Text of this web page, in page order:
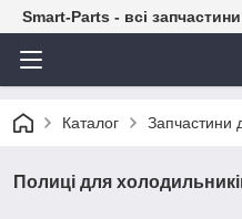
Smart-Parts - всі
Каталог Запчастини
Полиці для